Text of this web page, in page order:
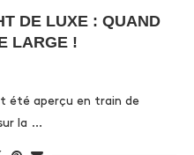
DE LUXE : QUAND
LARGE !
été aperçu en train de
la …